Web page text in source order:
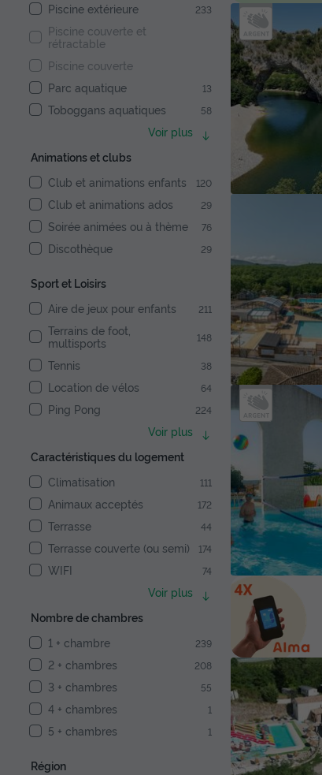
Piscine extérieure
233
Piscine couverte et
rétractable
Piscine couverte
Parc aquatique
13
Toboggans aquatiques 58
Voir plus
Animations et clubs
Club et animations enfants
120
Club et animations ados 29
Soirée animées ou à thème 76
Discothèque 29
Sport et Loisirs
Aire de jeux pour enfants
211
Terrains de foot,
multisports
148
Tennis 38
Location de vélos 64
Ping Pong 224
Voir plus
Caractéristiques du logement
Climatisation
111
Animaux acceptés 172
Terrasse 44
Terrasse couverte (ou semi) 174
WIFI 74
Voir plus
Nombre de chambres
1 + chambre
239
2 + chambres 208
3 + chambres 55
4 + chambres 1
5 + chambres 1
Région